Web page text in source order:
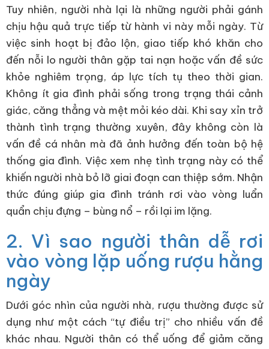
Tuy nhiên, người nhà lại là những người phải gánh
chịu hậu quả trực tiếp từ hành vi này mỗi ngày. Từ
việc sinh hoạt bị đảo lộn, giao tiếp khó khăn cho
đến nỗi lo người thân gặp tai nạn hoặc vấn đề sức
khỏe nghiêm trọng, áp lực tích tụ theo thời gian.
Không ít gia đình phải sống trong trạng thái cảnh
giác, căng thẳng và mệt mỏi kéo dài. Khi say xỉn trở
thành tình trạng thường xuyên, đây không còn là
vấn đề cá nhân mà đã ảnh hưởng đến toàn bộ hệ
thống gia đình. Việc xem nhẹ tình trạng này có thể
khiến người nhà bỏ lỡ giai đoạn can thiệp sớm. Nhận
thức đúng giúp gia đình tránh rơi vào vòng luẩn
quẩn chịu đựng – bùng nổ – rồi lại im lặng.
2. Vì sao người thân dễ rơi
vào vòng lặp uống rượu hằng
ngày
Dưới góc nhìn của người nhà, rượu thường được sử
dụng như một cách “tự điều trị” cho nhiều vấn đề
khác nhau. Người thân có thể uống để giảm căng